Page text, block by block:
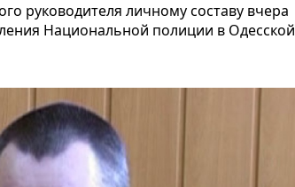
руководителя личному составу вчера
Национальной полиции в Одесской